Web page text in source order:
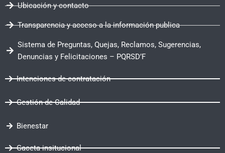
Ubicación y contacto
Transparencia y acceso a la información publica
Sistema de Preguntas, Quejas, Reclamos, Sugerencias,
Denuncias y Felicitaciones – PQRSD’F
Intenciones de contratación
Gestión de Calidad
Bienestar
Gaceta insitucional